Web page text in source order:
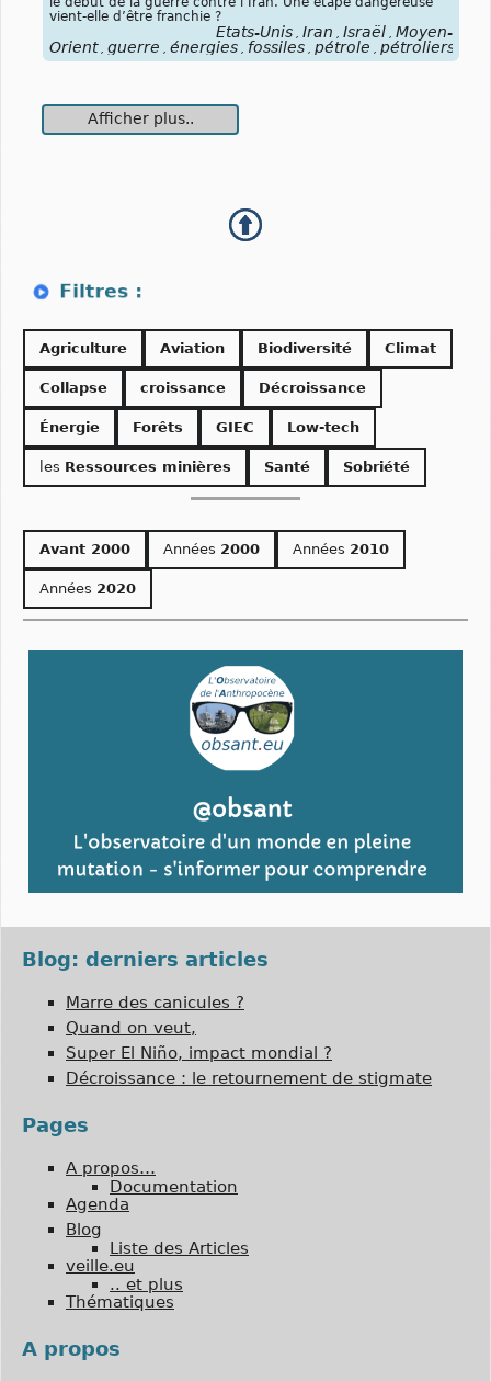
vient-elle d’être franchie ?
États-Unis Iran Israël Moyen-
Orient guerre énergies fossiles pétrole pétroliers
Afficher plus..
Agriculture Aviation Biodiversité Climat
Collapse croissance Décroissance
Énergie Forêts GIEC Low-tech
les Ressources minières Santé Sobriété
Avant 2000 Années 2000 Années 2010
Années 2020
Blog: derniers articles
Marre des canicules ?
Quand on veut,
Super El Niño, impact mondial ?
Décroissance : le retournement de stigmate
Pages
A propos…
Documentation
Agenda
Blog
Liste des Articles
veille.eu
.. et plus
Thématiques
A propos